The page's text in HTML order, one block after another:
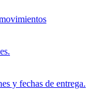
y fechas de entrega.